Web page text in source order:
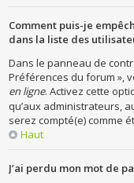
Comment puis-je
dans la liste des
Dans le panneau de
Préférences du forum »,
en ligne. Activez cette
qu’aux administrateurs,
serez compté(e) comme
Haut
J’ai perdu mon mot de